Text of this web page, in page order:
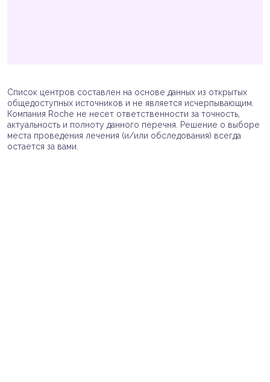
Список центров составлен на основе данных из открытых
общедоступных источников и не является исчерпывающим.
Компания Roche не несет ответственности за точность,
актуальность и полноту данного перечня. Решение о выборе
места проведения лечения (и/или обследования) всегда
остается за вами.